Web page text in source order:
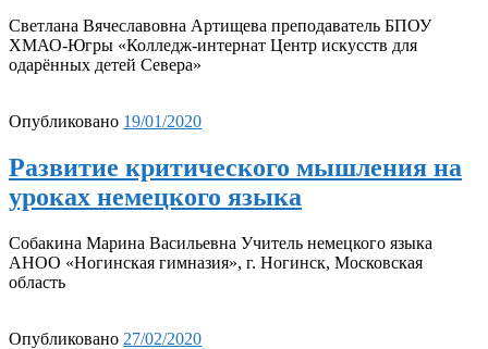
Светлана Вячеславовна Артищева преподаватель БПОУ
ХМАО-Югры «Колледж-интернат Центр искусств для
одарённых детей Севера»
Опубликовано 19/01/2020
Развитие критического мышления на
уроках немецкого языка
Собакина Марина Васильевна Учитель немецкого языка
АНОО «Ногинская гимназия», г. Ногинск, Московская
область
Опубликовано 27/02/2020